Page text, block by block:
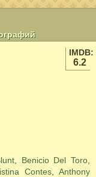
IMDB:
6.2
Benicio Del Toro
Contes,Anthony